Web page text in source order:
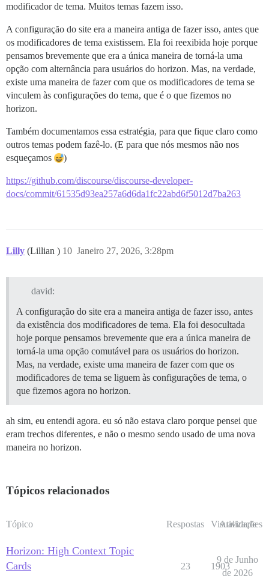
modificador de tema. Muitos temas fazem isso.
A configuração do site era a maneira antiga de fazer isso, antes que
os modificadores de tema existissem. Ela foi reexibida hoje porque
pensamos brevemente que era a única maneira de torná-la uma
opção com alternância para usuários do horizon. Mas, na verdade,
existe uma maneira de fazer com que os modificadores de tema se
vinculem às configurações do tema, que é o que fizemos no
horizon.
Também documentamos essa estratégia, para que fique claro como
outros temas podem fazê-lo. (E para que nós mesmos não nos
esqueçamos
)
https://github.com/discourse/discourse-developer-
docs/commit/61535d93ea257a6d6da1fc22abd6f5012d7ba263
Lilly (Lillian ) Janeiro 27, 2026, 3:28pm
10
david:
A configuração do site era a maneira antiga de fazer isso, antes
da existência dos modificadores de tema. Ela foi desocultada
hoje porque pensamos brevemente que era a única maneira de
torná-la uma opção comutável para os usuários do horizon.
Mas, na verdade, existe uma maneira de fazer com que os
modificadores de tema se liguem às configurações de tema, o
que fizemos agora no horizon.
ah sim, eu entendi agora. eu só não estava claro porque pensei que
eram trechos diferentes, e não o mesmo sendo usado de uma nova
maneira no horizon.
Tópicos relacionados
Tópico Respostas Visualizações
Atividade
Horizon: High Context Topic
Cards
23 1903
9 de Junho
de 2026